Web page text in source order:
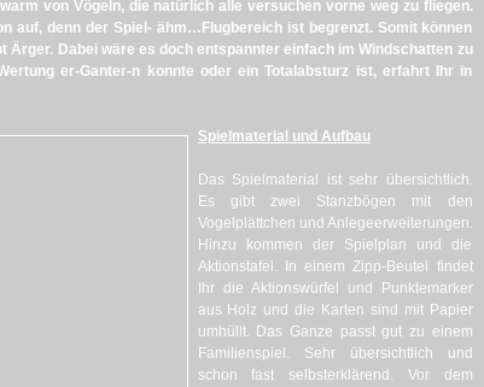
von Vögeln, die natürlich alle versuchen vorne weg zu fliegen.
auf, denn der Spiel- ähm…Flugbereich ist begrenzt. Somit können
Ärger. Dabei wäre es doch entspannter einfach im Windschatten zu
er-Ganter-n konnte oder ein Totalabsturz ist, erfahrt Ihr in
Spielmaterial und Aufbau
Das Spielmaterial ist sehr übersichtlich.
Es gibt zwei Stanzbögen mit den
Vogelplättchen und Anlegeerweiterungen.
Hinzu kommen der Spielplan und die
Aktionstafel. In einem Zipp-Beutel findet
Ihr die Aktionswürfel und Punktemarker
aus Holz und die Karten sind mit Papier
umhüllt. Das Ganze passt gut zu einem
Familienspiel. Sehr übersichtlich und
schon fast selbsterklärend. Vor dem